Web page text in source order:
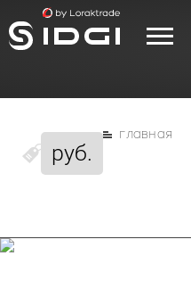
руб.
главная